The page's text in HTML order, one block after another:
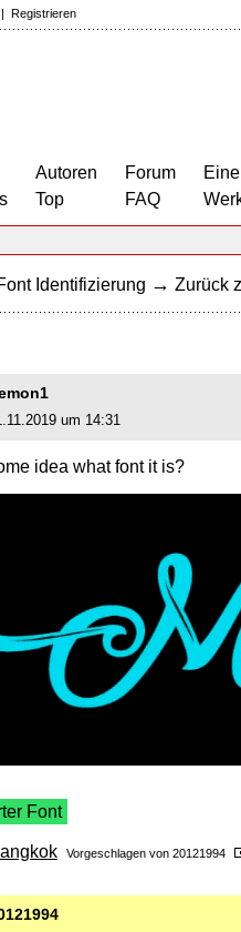
| Registrieren
Autoren
Top
Forum
FAQ
Identifizierung → Zurück
um 14:31
idea what font it is?
Font
Vorgeschlagen von 20121994